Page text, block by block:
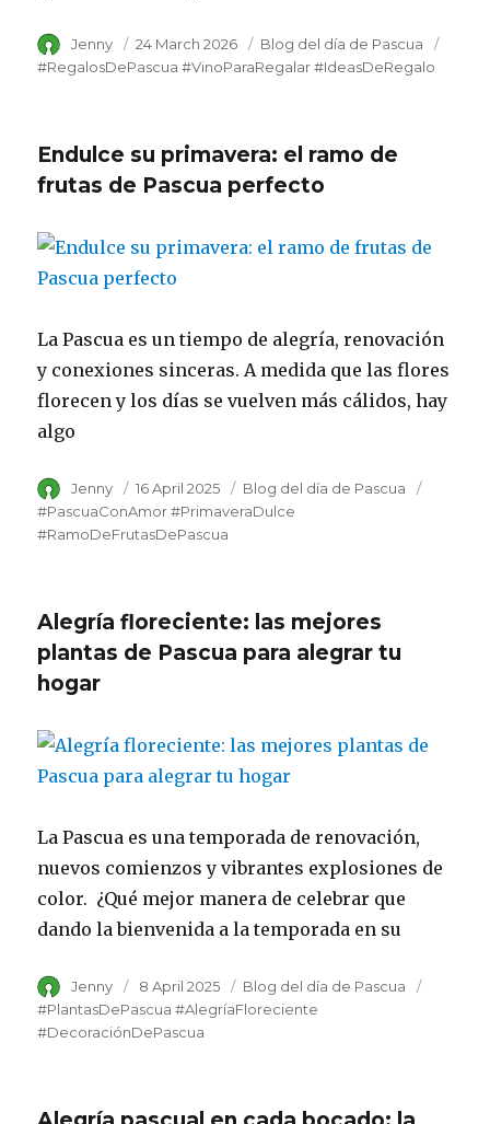
Author
Jenny
Posted
on
24 March 2026 Category
Blog del día de Pascua
#RegalosDePascua #VinoParaRegalar #IdeasDeRegalo
Endulce su primavera: el ramo de
frutas de Pascua perfecto
La Pascua es un tiempo de alegría, renovación
y conexiones sinceras. A medida que las flores
florecen y los días se vuelven más cálidos, hay
algo
Author
Jenny
Posted
on
16 April 2025 Category
Blog del día de Pascua
#PascuaConAmor #PrimaveraDulce
#RamoDeFrutasDePascua
Alegría floreciente: las mejores
plantas de Pascua para alegrar tu
hogar
La Pascua es una temporada de renovación,
nuevos comienzos y vibrantes explosiones de
color. ¿Qué mejor manera de celebrar que
dando la bienvenida a la temporada en su
Author
Jenny
Posted
on
8 April 2025 Category
Blog del día de Pascua
#PlantasDePascua #AlegríaFloreciente
#DecoraciónDePascua